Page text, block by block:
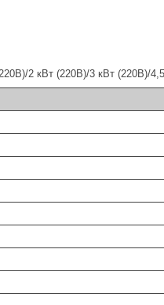
2 кВт (220В)/3 кВт (220В)/